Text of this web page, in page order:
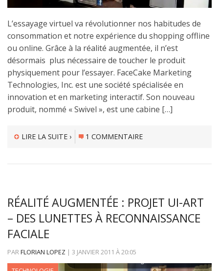
L’essayage virtuel va révolutionner nos habitudes de
consommation et notre expérience du shopping offline
ou online. Grâce à la réalité augmentée, il n’est
désormais plus nécessaire de toucher le produit
physiquement pour l’essayer. FaceCake Marketing
Technologies, Inc. est une société spécialisée en
innovation et en marketing interactif. Son nouveau
produit, nommé « Swivel », est une cabine […]
LIRE LA SUITE › 1 COMMENTAIRE
RÉALITÉ AUGMENTÉE : PROJET UI-ART
– DES LUNETTES À RECONNAISSANCE
FACIALE
PAR FLORIAN LOPEZ | 3 JANVIER 2011 À 20:05